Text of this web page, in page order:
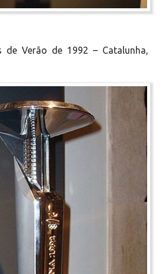
de Verão de 1992 – Catalunha,